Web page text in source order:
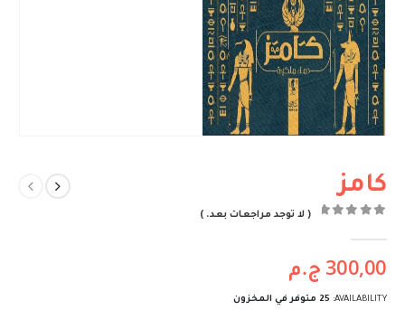
كامز
( لا توجد مراجعات بعد. )
300,00 ج.م
AVAILABILITY: 25 متوفر في المخزون